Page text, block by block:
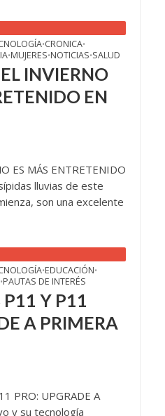
•CRONICA•
•MUJERES•NOTICIAS•SALUD
INVIERNO
EN
ES MÁS ENTRETENIDO
lluvias de este
son una excelente
•EDUCACIÓN•
•PAUTAS DE INTERÉS
Y P11
A PRIMERA
PRO: UPGRADE A
y su tecnología